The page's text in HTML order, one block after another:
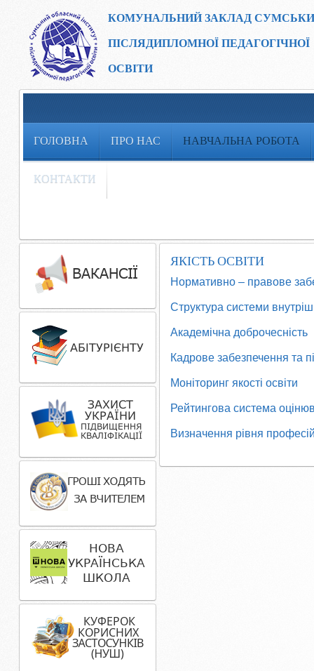
КОМУНАЛЬНИЙ ЗАКЛАД
ПІСЛЯДИПЛОМНОЇ ПЕДАГОГІЧНОЇ
ОСВІТИ
ГОЛОВНА ПРО НАС НАВЧАЛЬНА РОБОТА
КОНТАКТИ
ЯКІСТЬ ОСВІТИ
Нормативно – правове
Структура системи
Академічна доброчесність
Кадрове забезпечення та
Моніторинг якості освіти
Рейтингова система
Визначення рівня